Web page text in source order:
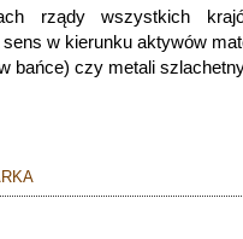
rządy wszystkich
w kierunku aktywów
bańce) czy metali